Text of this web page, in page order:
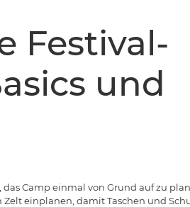
Festival-
und
Camp einmal von Grund auf zu
einplanen, damit Taschen und